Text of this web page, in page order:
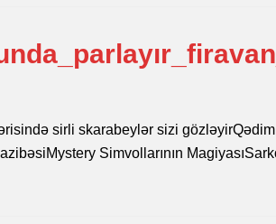
sirli skarabeylər sizi
Simvollarının